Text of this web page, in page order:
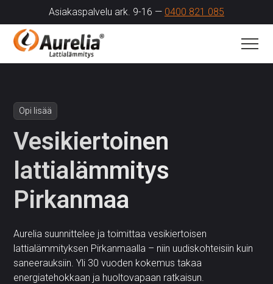
Asiakaspalvelu ark. 9-16 — 0400 821 085
Opi lisää
Vesikiertoinen
lattialämmitys
Pirkanmaa
Aurelia suunnittelee ja toimittaa vesikiertoisen
lattialämmityksen Pirkanmaalla – niin uudiskohteisiin kuin
saneerauksiin. Yli 30 vuoden kokemus takaa
energiatehokkaan ja huoltovapaan ratkaisun.